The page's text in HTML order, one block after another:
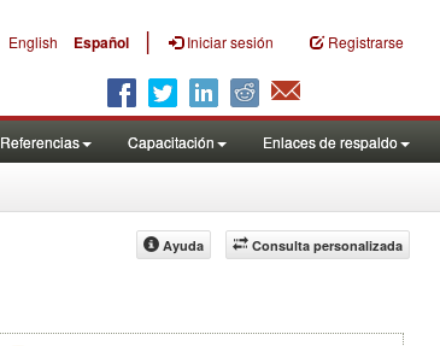
English Español | Iniciar sesión Registrarse
Referencias Capacitación Enlaces de respaldo
Consulta personalizada
Ayuda